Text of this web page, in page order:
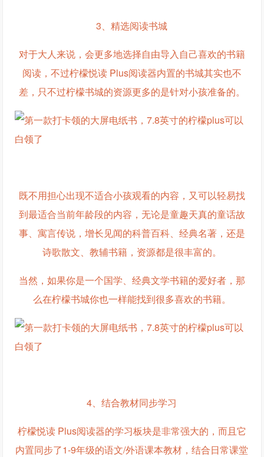
3、精选阅读书城
对于大人来说，会更多地选择自由导入自己喜欢的书籍
阅读，不过柠檬悦读 Plus阅读器内置的书城其实也不
差，只不过柠檬书城的资源更多的是针对小孩准备的。
既不用担心出现不适合小孩观看的内容，又可以轻易找
到最适合当前年龄段的内容，无论是童趣天真的童话故
事、寓言传说，增长见闻的科普百科、经典名著，还是
诗歌散文、教辅书籍，资源都是很丰富的。
当然，如果你是一个国学、经典文学书籍的爱好者，那
么在柠檬书城你也一样能找到很多喜欢的书籍。
4、结合教材同步学习
柠檬悦读 Plus阅读器的学习板块是非常强大的，而且它
内置同步了1-9年级的语文/外语课本教材，结合日常课堂